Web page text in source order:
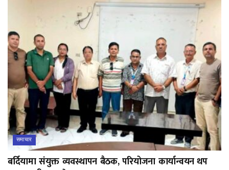
समाचार
बर्दियामा संयुक्त व्यवस्थापन बैठक, परियोजना कार्यान्वयन थप